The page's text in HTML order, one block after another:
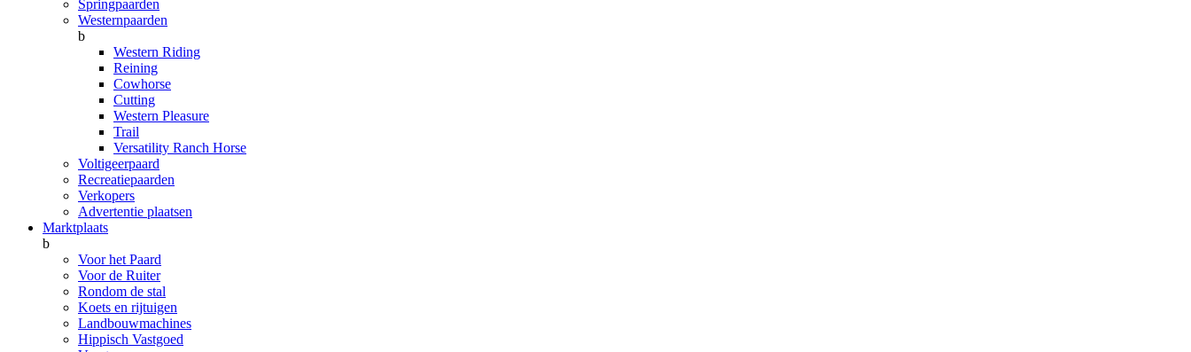
Springpaarden
Westernpaarden
b
Western Riding
Reining
Cowhorse
Cutting
Western Pleasure
Trail
Versatility Ranch Horse
Voltigeerpaard
Recreatiepaarden
Verkopers
Advertentie plaatsen
Marktplaats
b
Voor het Paard
Voor de Ruiter
Rondom de stal
Koets en rijtuigen
Landbouwmachines
Hippisch Vastgoed